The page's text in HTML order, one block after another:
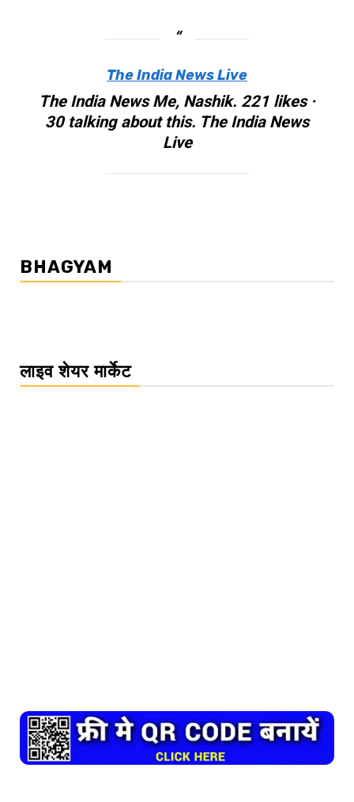
The India News Live
The India News Me, Nashik. 221 likes ·
30 talking about this. The India News
Live
BHAGYAM
लाइव शेयर मार्केट